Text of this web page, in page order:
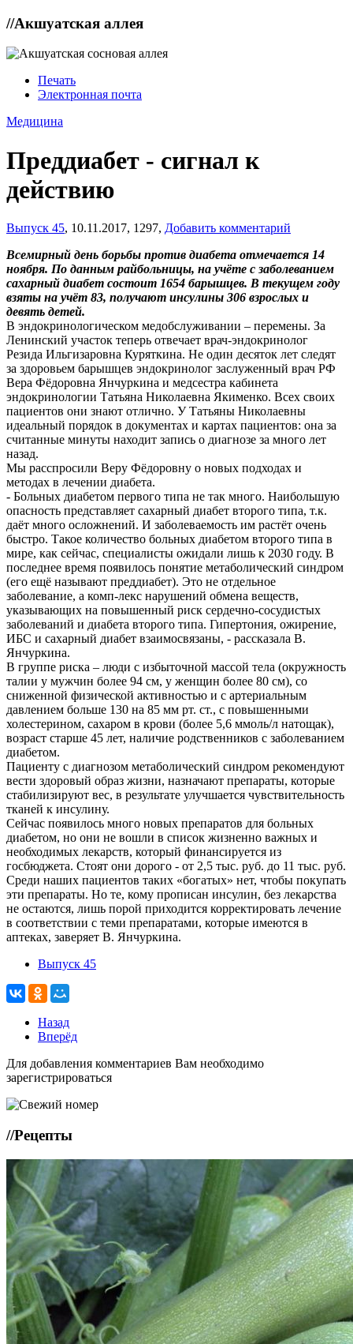
//Акшуатская аллея
Печать
Электронная почта
Медицина
Преддиабет - сигнал к
действию
Выпуск 45, 10.11.2017, 1297, Добавить комментарий
Всемирный день борьбы против диабета отмечается 14
ноября. По данным райбольницы, на учёте с заболеванием
сахарный диабет состоит 1654 барышцев. В текущем году
взяты на учёт 83, получают инсулины 306 взрослых и
девять детей.
В эндокринологическом медобслуживании – перемены. За
Ленинский участок теперь отвечает врач-эндокринолог
Резида Ильгизаровна Куряткина. Не один десяток лет следят
за здоровьем барышцев эндокринолог заслуженный врач РФ
Вера Фёдоровна Янчуркина и медсестра кабинета
эндокринологии Татьяна Николаевна Якименко. Всех своих
пациентов они знают отлично. У Татьяны Николаевны
идеальный порядок в документах и картах пациентов: она за
считанные минуты находит запись о диагнозе за много лет
назад.
Мы расспросили Веру Фёдоровну о новых подходах и
методах в лечении диабета.
- Больных диабетом первого типа не так много. Наибольшую
опасность представляет сахарный диабет второго типа, т.к.
даёт много осложнений. И заболеваемость им растёт очень
быстро. Такое количество больных диабетом второго типа в
мире, как сейчас, специалисты ожидали лишь к 2030 году. В
последнее время появилось понятие метаболический синдром
(его ещё называют преддиабет). Это не отдельное
заболевание, а комп-лекс нарушений обмена веществ,
указывающих на повышенный риск сердечно-сосудистых
заболеваний и диабета второго типа. Гипертония, ожирение,
ИБС и сахарный диабет взаимосвязаны, - рассказала В.
Янчуркина.
В группе риска – люди с избыточной массой тела (окружность
талии у мужчин более 94 см, у женщин более 80 см), со
сниженной физической активностью и с артериальным
давлением больше 130 на 85 мм рт. ст., с повышенными
холестерином, сахаром в крови (более 5,6 ммоль/л натощак),
возраст старше 45 лет, наличие родственников с заболеванием
диабетом.
Пациенту с диагнозом метаболический синдром рекомендуют
вести здоровый образ жизни, назначают препараты, которые
стабилизируют вес, в результате улучшается чувствительность
тканей к инсулину.
Сейчас появилось много новых препаратов для больных
диабетом, но они не вошли в список жизненно важных и
необходимых лекарств, который финансируется из
госбюджета. Стоят они дорого - от 2,5 тыс. руб. до 11 тыс. руб.
Среди наших пациентов таких «богатых» нет, чтобы покупать
эти препараты. Но те, кому прописан инсулин, без лекарства
не остаются, лишь порой приходится корректировать лечение
в соответствии с теми препаратами, которые имеются в
аптеках, заверяет В. Янчуркина.
Выпуск 45
Назад
Вперёд
Для добавления комментариев Вам необходимо
зарегистрироваться
//Рецепты